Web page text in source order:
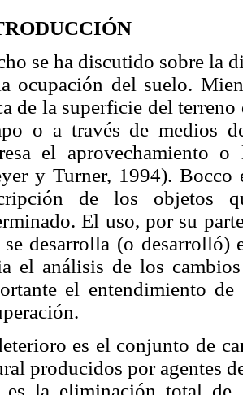
se ha discutido sobre la
ocupación del suelo.
de la superficie del
o a través de medios
el aprovechamiento
y Turner, 1994).
de los objetos
El uso, por su
se desarrolla (o
el análisis de los
el entendimiento
es el conjunto de
producidos por agentes
es la eliminación total de